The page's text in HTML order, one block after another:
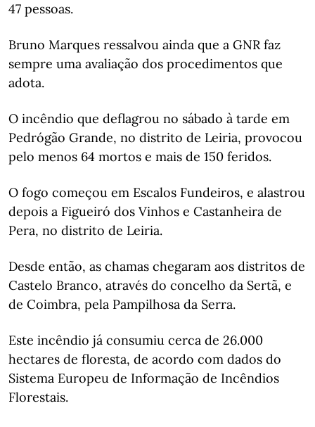
47 pessoas.
Bruno Marques ressalvou ainda que a GNR faz
sempre uma avaliação dos procedimentos que
adota.
O incêndio que deflagrou no sábado à tarde em
Pedrógão Grande, no distrito de Leiria, provocou
pelo menos 64 mortos e mais de 150 feridos.
O fogo começou em Escalos Fundeiros, e alastrou
depois a Figueiró dos Vinhos e Castanheira de
Pera, no distrito de Leiria.
Desde então, as chamas chegaram aos distritos de
Castelo Branco, através do concelho da Sertã, e
de Coimbra, pela Pampilhosa da Serra.
Este incêndio já consumiu cerca de 26.000
hectares de floresta, de acordo com dados do
Sistema Europeu de Informação de Incêndios
Florestais.